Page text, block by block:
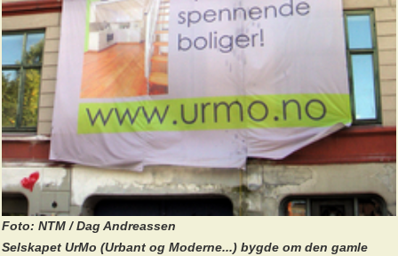
Foto: NTM / Dag Andreassen
Selskapet UrMo (Urbant og Moderne...) bygde om den gamle